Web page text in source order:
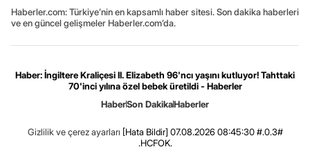
Haberler.com: Türkiye’nin en kapsamlı haber sitesi. Son dakika haberleri
ve en güncel gelişmeler Haberler.com’da.
Haber: İngiltere Kraliçesi II. Elizabeth 96'ncı yaşını kutluyor! Tahttaki
70'inci yılına özel bebek üretildi - Haberler
HaberSon DakikaHaberler
Gizlilik ve çerez ayarları [Hata Bildir] 07.08.2026 08:45:30 #.0.3#
.HCFOK.